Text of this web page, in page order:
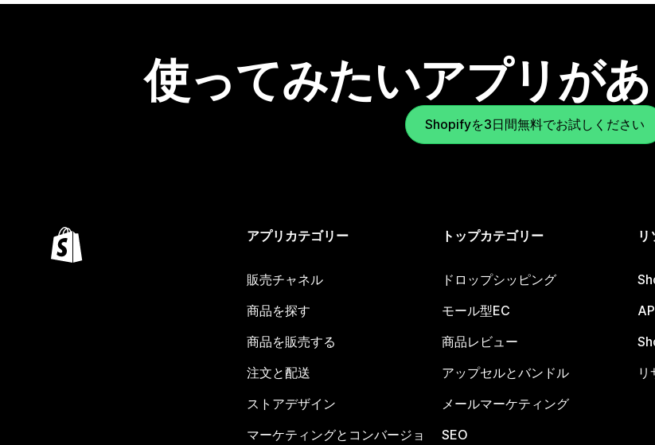
使ってみたいアプリが
Shopifyを3日間無料でお試しください
アプリカテゴリー
販売チャネル
商品を探す
商品を販売する
注文と配送
ストアデザイン
マーケティングとコンバージョ
トップカテゴリー
ドロップシッピング
モール型EC
商品レビュー
アップセルとバンドル
メールマーケティング
SEO
リ
リ